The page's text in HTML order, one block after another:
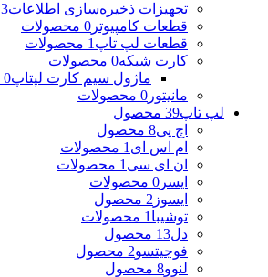
تجهیزات ذخیره‌سازی اطلاعات3 محصول
قطعات کامپیوتر 0 محصولات
قطعات لپ تاپ 1 محصولات
کارت شبکه0 محصولات
ماژول سیم کارت لپتاپ0 محصولات
مانیتور 0 محصولات
لپ تاپ39 محصول
اچ پی8 محصول
ام اس ای 1 محصولات
ان ای سی 1 محصولات
ایسر 0 محصولات
ایسوز 2 محصول
توشیبا 1 محصولات
دل13 محصول
فوجیتسو2 محصول
لنوو8 محصول